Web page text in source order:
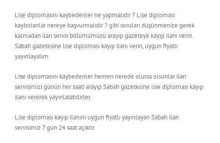
Lise diplomasını kaybedenler ne yapmalıdır ? Lise diploması
kaybolanlar nereye başvurmalıdır ? gibi soruları düşünmenize gerek
kalmadan ilan servis bölümümüzü arayıp gazeteye kayıp ilanı verin.
Sabah gazetesine lise diploması kayıp ilanı verin, uygun fiyatlı
yayınlayalım.
Lise diplomasını kaybedenler hemen nerede olursa olsunlar ilan
servisimizi günün her saati arayıp Sabah gazetesine lise diploması kayıp
ilanı vererek yayınlatabilirler.
Lise diploması kayıp ilanını uygun fiyatlı yayınlayan Sabah ilan
servisimiz 7 gün 24 saat açıktır.